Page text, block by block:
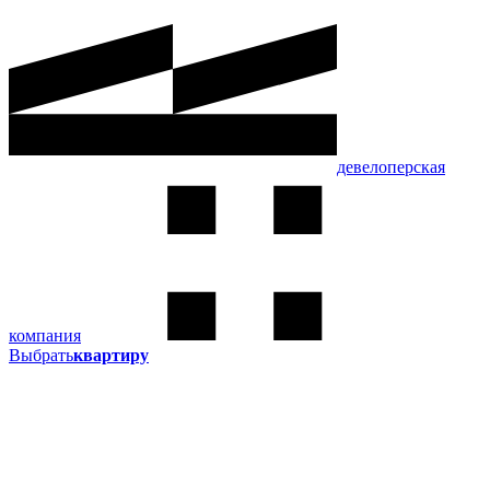
девелоперская
компания
Выбратьквартиру